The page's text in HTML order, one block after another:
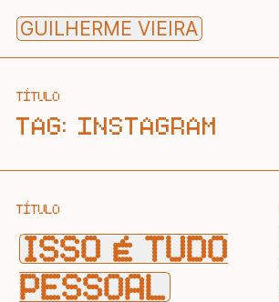
Skip
GUILHERME VIEIRA
TÍTULO
TAG: INSTAGRAM
TÍTULO
ISSO É TUDO
PESSOAL